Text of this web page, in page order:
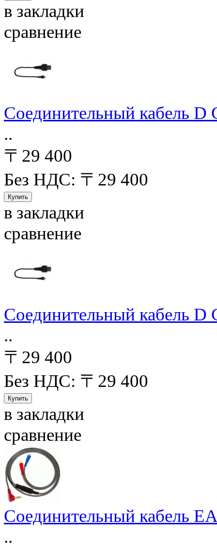
в закладки
сравнение
Соединительный кабель
..
〒29 400
Без НДС: 〒29 400
в закладки
сравнение
Соединительный кабель
..
〒29 400
Без НДС: 〒29 400
в закладки
сравнение
Соединительный кабель
..